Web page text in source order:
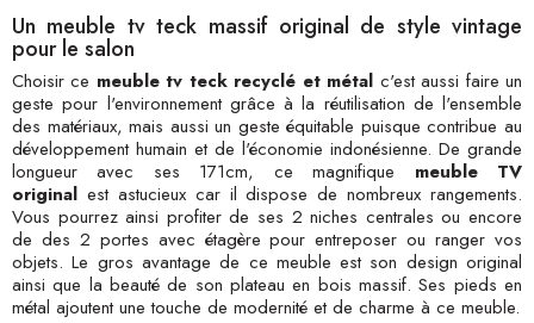
Un meuble tv teck massif original de style vintage
pour le salon
Choisir ce meuble tv teck recyclé et métal c'est aussi faire un
geste pour l'environnement grâce à la réutilisation de l'ensemble
des matériaux, mais aussi un geste équitable puisque contribue au
développement humain et de l'économie indonésienne. De grande
longueur avec ses 171cm, ce magnifique meuble TV
original est astucieux car il dispose de nombreux rangements.
Vous pourrez ainsi profiter de ses 2 niches centrales ou encore
de des 2 portes avec étagère pour entreposer ou ranger vos
objets. Le gros avantage de ce meuble est son design original
ainsi que la beauté de son plateau en bois massif. Ses pieds en
métal ajoutent une touche de modernité et de charme à ce meuble.